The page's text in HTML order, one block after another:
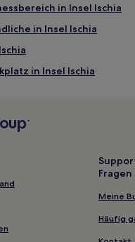
in Insel Ischia
in Insel Ischia
in Insel Ischia
in Insel Ischia und
Fragen
Meine
Häufig